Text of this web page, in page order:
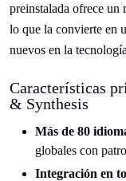
preinstalada ofrece un
lo que la convierte en
nuevos en la
Características
& Synthesis
Más de 80
globales con
Integración en